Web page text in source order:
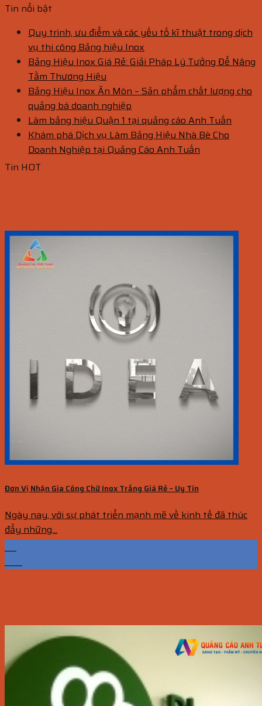
Tin nổi bật
Quy trình, ưu điểm và các yếu tố kĩ thuật trong dịch
vụ thi công Bảng hiệu Inox
Bảng Hiệu Inox Giá Rẻ: Giải Pháp Lý Tưởng Để Nâng
Tầm Thương Hiệu
Bảng Hiệu Inox Ăn Mòn – Sản phẩm chất lượng cho
quảng bá doanh nghiệp
Làm bảng hiệu Quận 1 tại quảng cáo Anh Tuấn
Khám phá Dịch vụ Làm Bảng Hiệu Nhà Bè Cho
Doanh Nghiệp tại Quảng Cáo Anh Tuấn
Tin HOT
Đơn Vị Nhận Gia Công Chữ Inox Trắng Giá Rẻ – Uy Tín
Ngày nay, với sự phát triển mạnh mẽ về kinh tế đã thúc
đẩy những...